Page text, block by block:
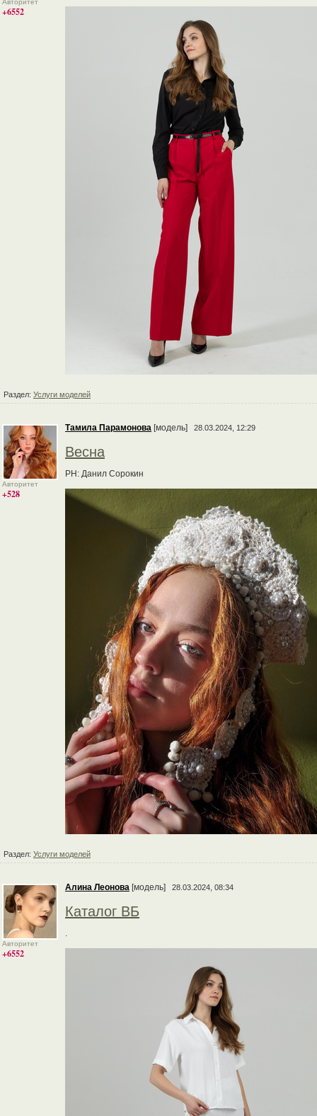
Авторитет
+6552
Раздел: Услуги моделей
Авторитет
+528
Тамила Парамонова [модель] 28.03.2024, 12:29
Весна
PH: Данил Сорокин
Раздел: Услуги моделей
Авторитет
+6552
Алина Леонова [модель] 28.03.2024, 08:34
Каталог ВБ
.